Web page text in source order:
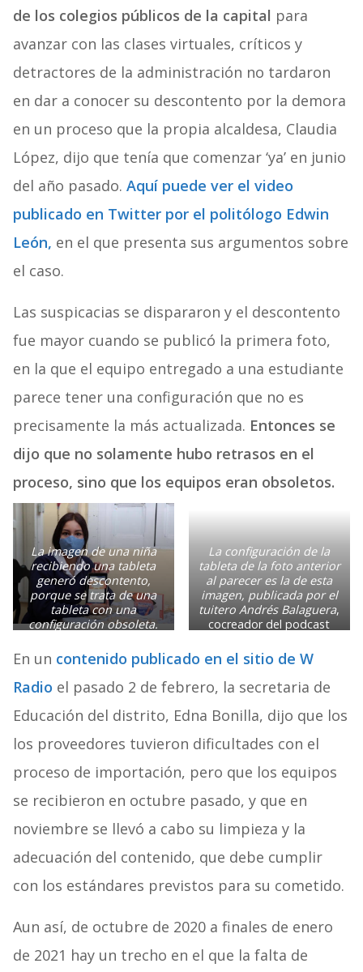
de los colegios públicos de la capital para
avanzar con las clases virtuales, críticos y
detractores de la administración no tardaron
en dar a conocer su descontento por la demora
en un proceso que la propia alcaldesa, Claudia
López, dijo que tenía que comenzar ‘ya’ en junio
del año pasado. Aquí puede ver el video
publicado en Twitter por el politólogo Edwin
León, en el que presenta sus argumentos sobre
el caso.
Las suspicacias se dispararon y el descontento
fue mayor cuando se publicó la primera foto,
en la que el equipo entregado a una estudiante
parece tener una configuración que no es
precisamente la más actualizada. Entonces se
dijo que no solamente hubo retrasos en el
proceso, sino que los equipos eran obsoletos.
La imagen de una niña
recibiendo una tableta
generó descontento,
porque se trata de una
tableta con una
configuración obsoleta.
recibidas en una
‘donatón’ a mediados de
2020. Foto: Secretaría de
Educación de Bogotá.
La configuración de la
tableta de la foto anterior
al parecer es la de esta
imagen, publicada por el
tuitero Andrés Balaguera,
cocreador del podcast
que era la de las tabletas
compradas por la
Alcaldía. Imagen:
@JABP008 (vía Twitter).
En un contenido publicado en el sitio de W
Radio el pasado 2 de febrero, la secretaria de
Educación del distrito, Edna Bonilla, dijo que los
los proveedores tuvieron dificultades con el
proceso de importación, pero que los equipos
se recibieron en octubre pasado, y que en
noviembre se llevó a cabo su limpieza y la
adecuación del contenido, que debe cumplir
con los estándares previstos para su cometido.
Aun así, de octubre de 2020 a finales de enero
de 2021 hay un trecho en el que la falta de